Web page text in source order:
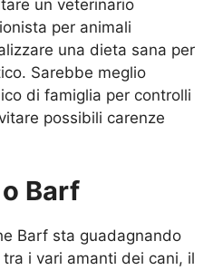
un veterinario
per animali
una dieta sana per
Sarebbe meglio
di famiglia per controlli
possibili carenze
Barf
Barf sta guadagnando
i vari amanti dei cani, il